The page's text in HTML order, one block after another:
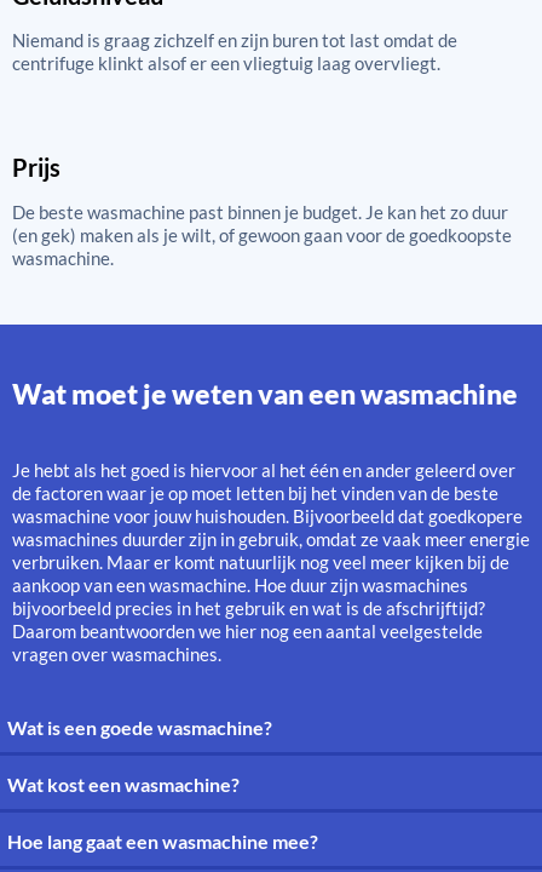
Niemand is graag zichzelf en zijn buren tot last omdat de
centrifuge klinkt alsof er een vliegtuig laag overvliegt.
Prijs
De beste wasmachine past binnen je budget. Je kan het zo duur
(en gek) maken als je wilt, of gewoon gaan voor de goedkoopste
wasmachine.
Wat moet je weten van een wasmachine
Je hebt als het goed is hiervoor al het één en ander geleerd over
de factoren waar je op moet letten bij het vinden van de beste
wasmachine voor jouw huishouden. Bijvoorbeeld dat goedkopere
wasmachines duurder zijn in gebruik, omdat ze vaak meer energie
verbruiken. Maar er komt natuurlijk nog veel meer kijken bij de
aankoop van een wasmachine. Hoe duur zijn wasmachines
bijvoorbeeld precies in het gebruik en wat is de afschrijftijd?
Daarom beantwoorden we hier nog een aantal veelgestelde
vragen over wasmachines.
Wat is een goede wasmachine?
Wat kost een wasmachine?
Hoe lang gaat een wasmachine mee?